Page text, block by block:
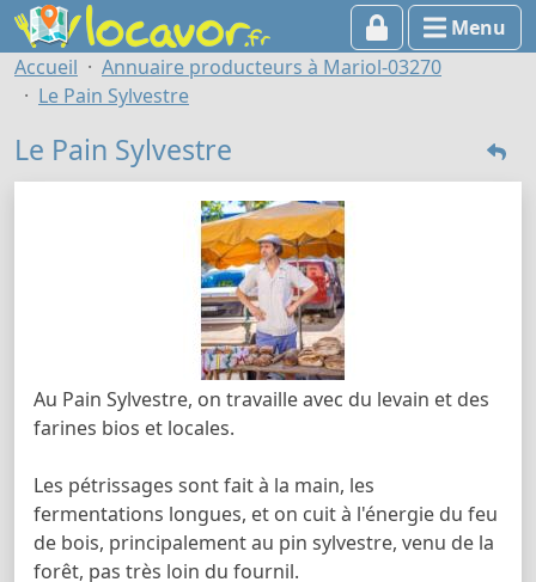
Menu
Accueil
Annuaire producteurs à Mariol-03270
Le Pain Sylvestre
Le Pain Sylvestre
Au Pain Sylvestre, on travaille avec du levain et des
farines bios et locales.
Les pétrissages sont fait à la main, les
fermentations longues, et on cuit à l'énergie du feu
de bois, principalement au pin sylvestre, venu de la
forêt, pas très loin du fournil.